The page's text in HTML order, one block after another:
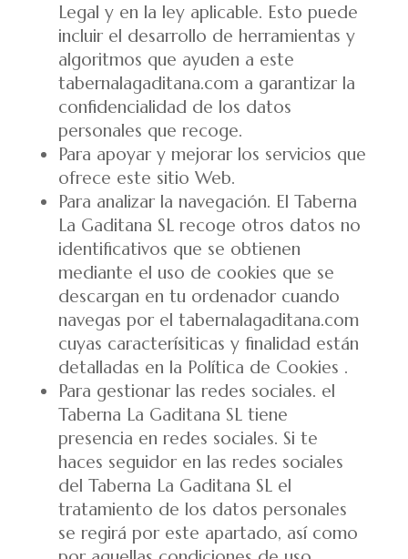
Legal y en la ley aplicable. Esto puede
incluir el desarrollo de herramientas y
algoritmos que ayuden a este
tabernalagaditana.com a garantizar la
confidencialidad de los datos
personales que recoge.
Para apoyar y mejorar los servicios que
ofrece este sitio Web.
Para analizar la navegación. El Taberna
La Gaditana SL recoge otros datos no
identificativos que se obtienen
mediante el uso de cookies que se
descargan en tu ordenador cuando
navegas por el tabernalagaditana.com
cuyas caracterísiticas y finalidad están
detalladas en la Política de Cookies .
Para gestionar las redes sociales. el
Taberna La Gaditana SL tiene
presencia en redes sociales. Si te
haces seguidor en las redes sociales
del Taberna La Gaditana SL el
tratamiento de los datos personales
se regirá por este apartado, así como